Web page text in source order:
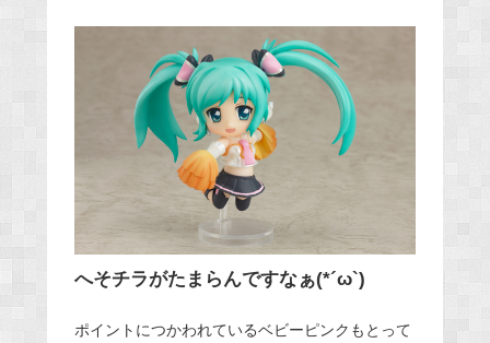
へそチラがたまらんですなぁ(*´ω`)
ポイントにつかわれているベビーピンクもとって